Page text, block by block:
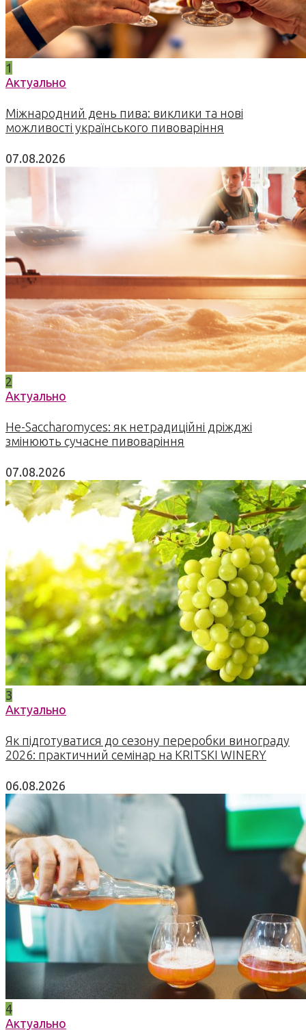
1
Актуально
Міжнародний день пива: виклики та нові
можливості українського пивоваріння
07.08.2026
2
Актуально
Не-Saccharomyces: як нетрадиційні дріжджі
змінюють сучасне пивоваріння
07.08.2026
3
Актуально
Як підготуватися до сезону переробки винограду
2026: практичний семінар на KRITSKI WINERY
06.08.2026
4
Актуально